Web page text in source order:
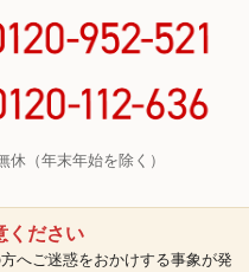
休（年末年始を除く）
ください
へご迷惑をおかけする事象が発